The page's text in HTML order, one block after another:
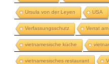
Ursula von der Leyen USA
Verfassungsschutz Verrat
vietnamesische küche
vietnamesisches restaurant